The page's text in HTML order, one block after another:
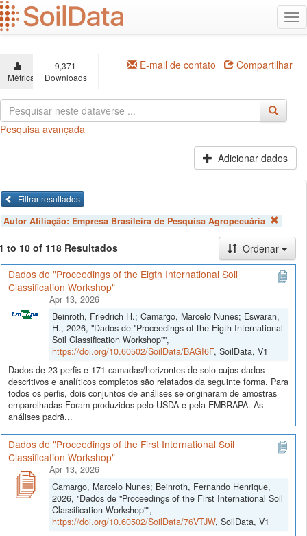
Ir
para
o
principal
Métricas
9,371
Downloads
E-mail de contato Compartilhar
Pesquisa avançada
Adicionar dados
Filtrar resultados
Autor Afiliação: Empresa Brasileira de Pesquisa Agropecuária
to 10 of 118 Resultados
Ordenar
Dados de "Proceedings of the Eigth International Soil
Classification Workshop"
Apr 13, 2026
Beinroth, Friedrich H.; Camargo, Marcelo Nunes; Eswaran,
H., 2026, "Dados de "Proceedings of the Eigth International
Soil Classification Workshop"",
https://doi.org/10.60502/SoilData/BAGI6F, SoilData, V1
Dados de 23 perfis e 171 camadas/horizontes de solo cujos dados
descritivos e analíticos completos são relatados da seguinte forma. Para
todos os perfis, dois conjuntos de análises se originaram de amostras
emparelhadas Foram produzidos pelo USDA e pela EMBRAPA. As
análises padrã...
Dados de "Proceedings of the First International Soil
Classification Workshop"
Apr 13, 2026
Camargo, Marcelo Nunes; Beinroth, Fernando Henrique,
2026, "Dados de "Proceedings of the First International Soil
Classification Workshop"",
https://doi.org/10.60502/SoilData/76VTJW, SoilData, V1